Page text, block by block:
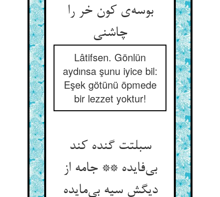
بوسه‌ی کون خر را
چاشنی
Lâtifsen. Gönlün
aydınsa şunu iyice bil:
Eşek götünü öpmede
bir lezzet yoktur!
سبلتت گنده کند
بی‌فایده ** جامه از
دیگش سیه بی‌مایده